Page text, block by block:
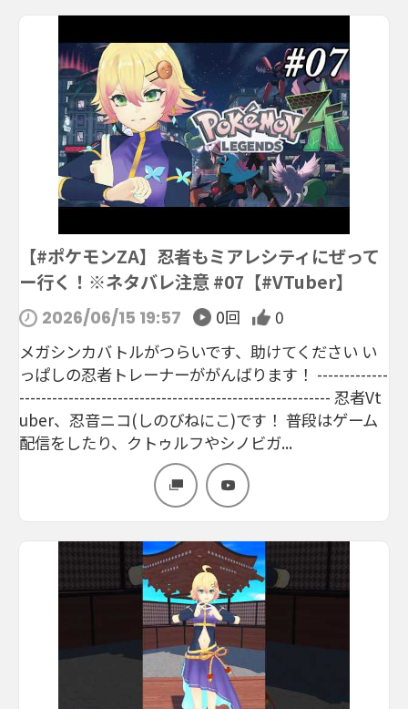
【#ポケモンZA】忍者もミアレシティにぜって
ー行く！※ネタバレ注意 #07【#VTuber】
2026/06/15 19:57 0回
0
メガシンカバトルがつらいです、助けてください い
っぱしの忍者トレーナーががんばります！ -------------
--------------------------------------------------------- 忍者Vt
uber、忍音ニコ(しのびねにこ)です！ 普段はゲーム
配信をしたり、クトゥルフやシノビガ...